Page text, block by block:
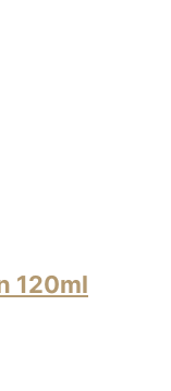
120ml